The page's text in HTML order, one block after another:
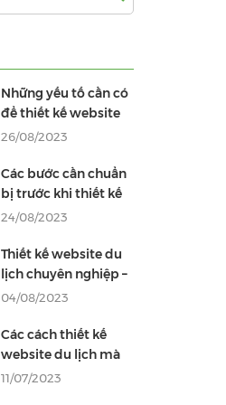
Những yếu tố cần có
để thiết kế website
du lịch đẹp
26/08/2023
Các bước cần chuẩn
bị trước khi thiết kế
website du lịch
24/08/2023
Thiết kế website du
lịch chuyên nghiệp –
chuẩn SEO
04/08/2023
Các cách thiết kế
website du lịch mà
bạn không thể bỏ
11/07/2023